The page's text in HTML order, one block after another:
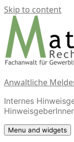
Skip to content
Anwaltliche
Internes
Menu and widgets